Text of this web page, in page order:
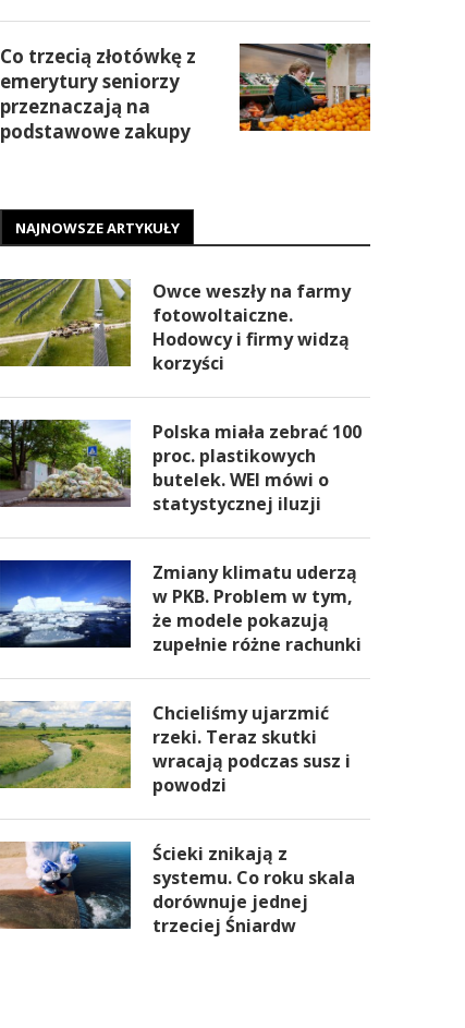
Co trzecią złotówkę z
emerytury seniorzy
przeznaczają na
podstawowe zakupy
NAJNOWSZE ARTYKUŁY
Owce weszły na farmy
fotowoltaiczne.
Hodowcy i firmy widzą
korzyści
Polska miała zebrać 100
proc. plastikowych
butelek. WEI mówi o
statystycznej iluzji
Zmiany klimatu uderzą
w PKB. Problem w tym,
że modele pokazują
zupełnie różne rachunki
Chcieliśmy ujarzmić
rzeki. Teraz skutki
wracają podczas susz i
powodzi
Ścieki znikają z
systemu. Co roku skala
dorównuje jednej
trzeciej Śniardw